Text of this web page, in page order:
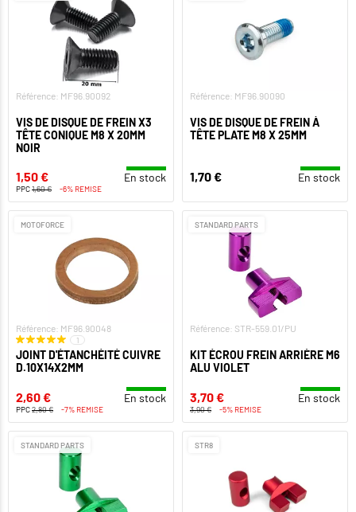
Référence: MF96.90092
VIS DE DISQUE DE FREIN X3
TÊTE CONIQUE M8 X 20MM
NOIR
1,50 € En stock
PPC1,60 € -6% REMISE
Référence: MF96.90090
VIS DE DISQUE DE FREIN À
TÊTE PLATE M8 X 25MM
1,70 € En stock
MOTOFORCE
Référence: MF96.90048
1
JOINT D'ÉTANCHÉITÉ CUIVRE
D.10X14X2MM
2,60 € En stock
PPC2,80 € -7% REMISE
STANDARD PARTS
Référence: STR-559.01/PU
KIT ÉCROU FREIN ARRIÈRE M6
ALU VIOLET
3,70 € En stock
3,90 € -5% REMISE
STANDARD PARTS STR8